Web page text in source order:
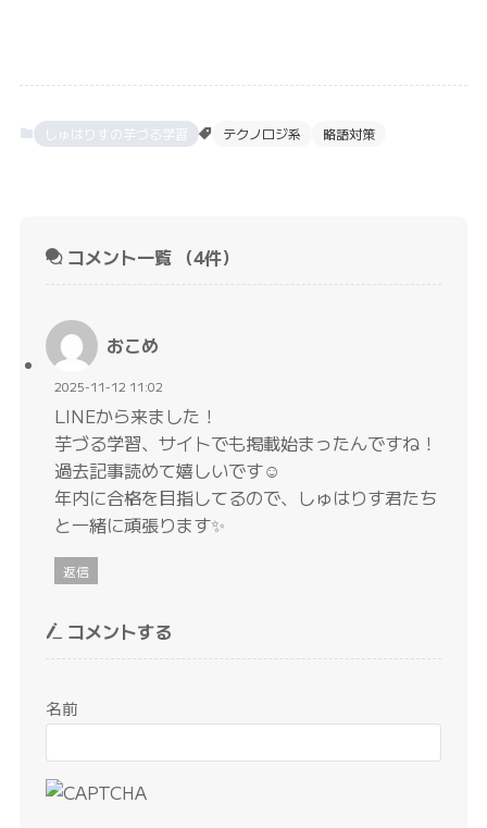
しゅはりすの芋づる学習 テクノロジ系 略語対策
コメント一覧 （4件）
おこめ
2025-11-12 11:02
LINEから来ました！
芋づる学習、サイトでも掲載始まったんですね！
過去記事読めて嬉しいです☺️
年内に合格を目指してるので、しゅはりす君たち
と一緒に頑張ります✨
返信
コメントする
名前